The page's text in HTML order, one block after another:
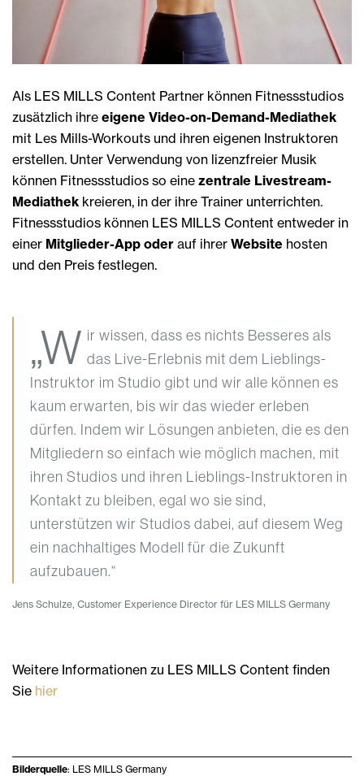
Als LES MILLS Content Partner können Fitnessstudios
zusätzlich ihre eigene Video-on-Demand-Mediathek
mit Les Mills-Workouts und ihren eigenen Instruktoren
erstellen. Unter Verwendung von lizenzfreier Musik
können Fitnessstudios so eine zentrale Livestream-
Mediathek kreieren, in der ihre Trainer unterrichten.
Fitnessstudios können LES MILLS Content entweder in
einer Mitglieder-App oder auf ihrer Website hosten
und den Preis festlegen.
„W ir wissen, dass es nichts Besseres als
das Live-Erlebnis mit dem Lieblings-
Instruktor im Studio gibt und wir alle können es
kaum erwarten, bis wir das wieder erleben
dürfen. Indem wir Lösungen anbieten, die es den
Mitgliedern so einfach wie möglich machen, mit
ihren Studios und ihren Lieblings-Instruktoren in
Kontakt zu bleiben, egal wo sie sind,
unterstützen wir Studios dabei, auf diesem Weg
ein nachhaltiges Modell für die Zukunft
aufzubauen.“
Jens Schulze, Customer Experience Director für LES MILLS Germany
Weitere Informationen zu LES MILLS Content finden
Sie hier
Bilderquelle: LES MILLS Germany